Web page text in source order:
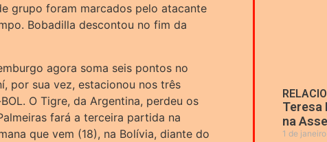
grupo foram marcados pelo atacante
Bobadilla descontou no fim da
agora soma seis pontos no
por sua vez, estacionou nos três
O Tigre, da Argentina, perdeu os
fará a terceira partida na
que vem (18), na Bolívia, diante do
Teresa
na
1 de